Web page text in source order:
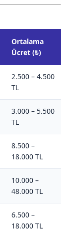
Ortalama
Ücret (₺)
2.500 – 4.500
TL
3.000 – 5.500
TL
8.500 –
18.000 TL
10.000 –
48.000 TL
6.500 –
18.000 TL